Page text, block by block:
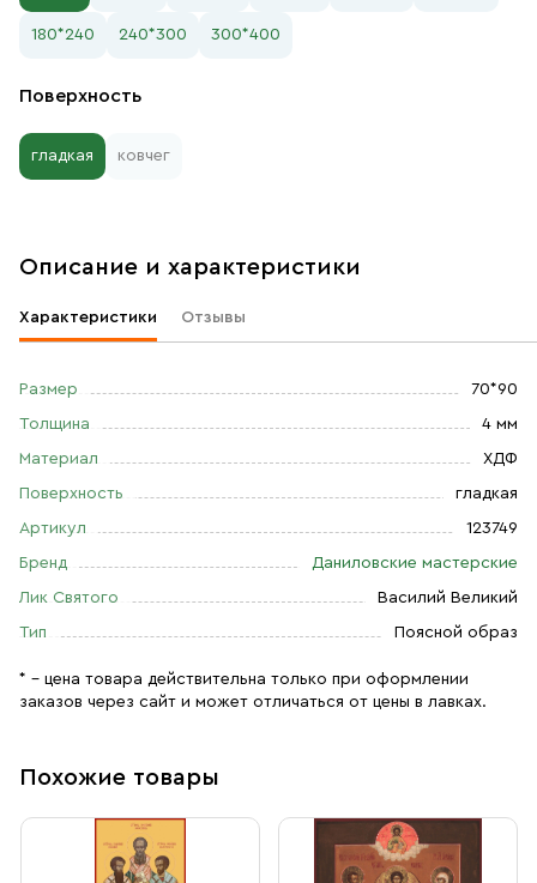
180*240 240*300 300*400
Поверхность
гладкая ковчег
Описание и характеристики
Характеристики Отзывы
Размер 70*90
Толщина 4 мм
Материал ХДФ
Поверхность гладкая
Артикул 123749
Бренд Даниловские мастерские
Лик Святого Василий Великий
Тип Поясной образ
* – цена товара действительна только при оформлении
заказов через сайт и может отличаться от цены в лавках.
Похожие товары